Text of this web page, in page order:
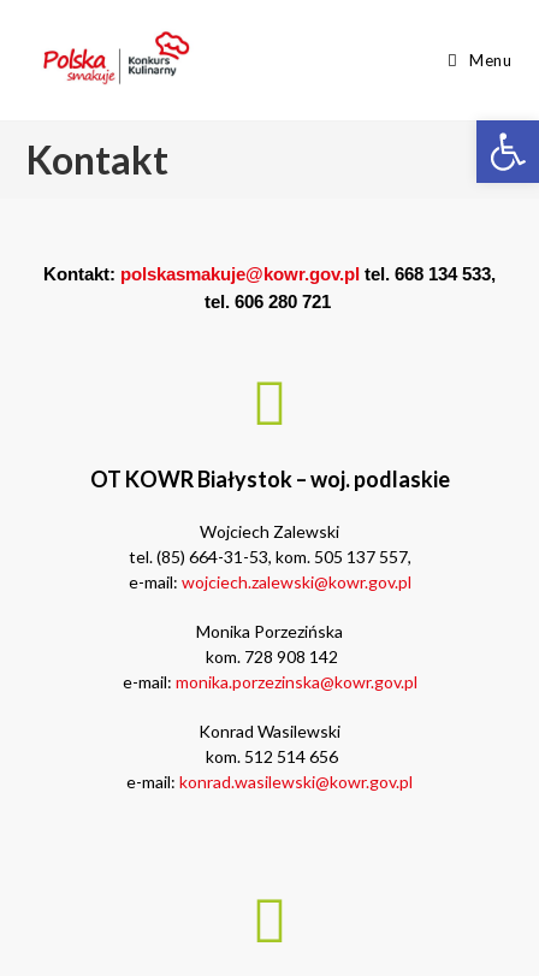
Menu
Kontakt
Kontakt: polskasmakuje@kowr.gov.pl tel. 668 134 533,
tel. 606 280 721
OT KOWR Białystok – woj. podlaskie
Wojciech Zalewski
tel. (85) 664-31-53, kom. 505 137 557,
e-mail: wojciech.zalewski@kowr.gov.pl
Monika Porzezińska
kom. 728 908 142
e-mail: monika.porzezinska@kowr.gov.pl
Konrad Wasilewski
kom. 512 514 656
e-mail: konrad.wasilewski@kowr.gov.pl